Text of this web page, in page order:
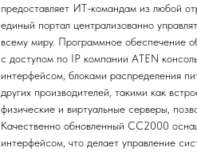
предоставляет ИТ-командам из любой
единый портал централизованно
всему миру. Программное обеспечение
с доступом по IP компании ATEN
интерфейсом, блоками распределения
других производителей, такими как
физические и виртуальные серверы,
Качественно обновленный CC2000
интерфейсом, что делает управление